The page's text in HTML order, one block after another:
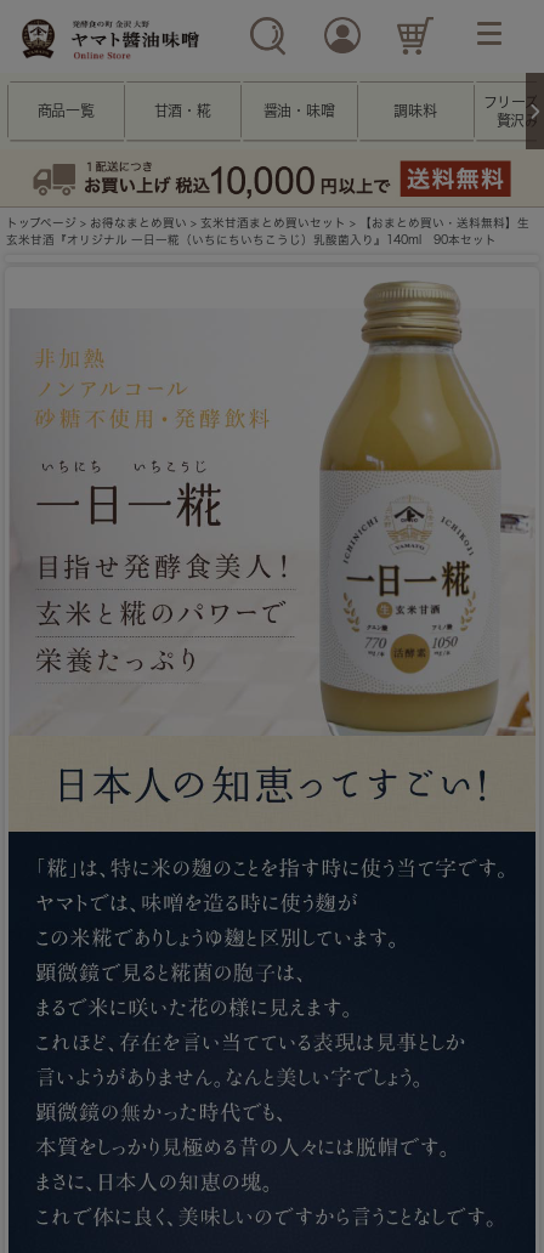
商品一覧 甘酒・糀 醤油・味噌 調味料
フリーズ
贅沢み
トップページ > お得なまとめ買い > 玄米甘酒まとめ買いセット > 【おまとめ買い・送料無料】生
玄米甘酒『オリジナル 一日一糀（いちにちいちこうじ）乳酸菌入り』140ml 90本セット